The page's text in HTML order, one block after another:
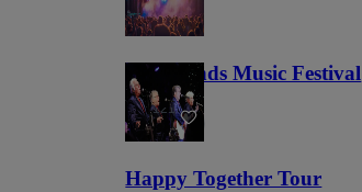
Lost Lands Music Festival
121
Happy Together Tour